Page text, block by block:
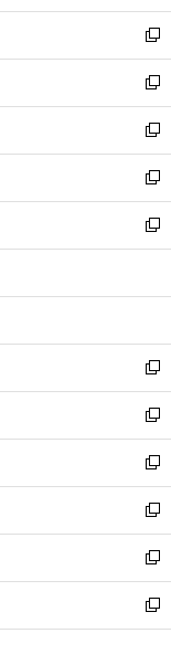
開
く
ウ
で
開
く
ン
ド
ウ
で
開
く
ウ
ィ
ン
ド
ウ
で
開
く
新
し
い
ウ
ィ
ン
ド
ウ
で
開
新
し
い
ウ
ィ
ン
ド
ウ
開
新
し
い
ウ
ィ
ン
ウ
開
く
新
し
い
ウ
ン
ウ
で
開
く
新
し
ウ
ン
ド
ウ
で
開
く
新
し
い
ウ
ィ
ン
ド
ウ
で
開
く
新
し
い
ウ
ィ
ン
ド
ウ
で
開
新
し
い
ウ
ィ
ン
ド
ウ
新
し
い
ウ
ィ
ン
新
し
い
ウ
新
し